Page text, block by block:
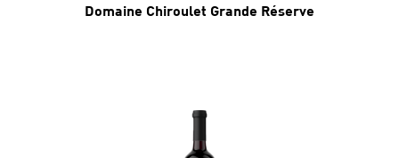
Domaine Chiroulet Grande Réserve